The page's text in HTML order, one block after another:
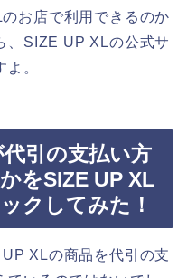
お店で利用できるのか
、SIZE UP XLの公式サ
。
引の支払い方
をSIZE UP XL
クしてみた！
XLの商品を代引の支